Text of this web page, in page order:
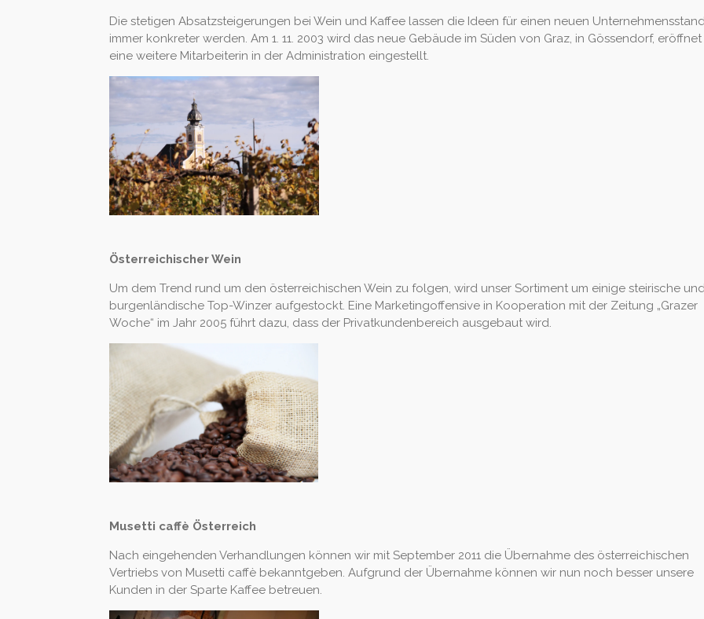
Die stetigen Absatzsteigerungen bei Wein und Kaffee lassen die Ideen für einen neuen
immer konkreter werden. Am 1. 11. 2003 wird das neue Gebäude im Süden von Graz, in Gössendorf,
eine weitere Mitarbeiterin in der Administration eingestellt.
Österreichischer Wein
Um dem Trend rund um den österreichischen Wein zu folgen, wird unser Sortiment um einige steirische
burgenländische Top-Winzer aufgestockt. Eine Marketingoffensive in Kooperation mit der Zeitung „Grazer
Woche“ im Jahr 2005 führt dazu, dass der Privatkundenbereich ausgebaut wird.
Musetti caffè Österreich
Nach eingehenden Verhandlungen können wir mit September 2011 die Übernahme des österreichischen
Vertriebs von Musetti caffè bekanntgeben. Aufgrund der Übernahme können wir nun noch besser unsere
Kunden in der Sparte Kaffee betreuen.